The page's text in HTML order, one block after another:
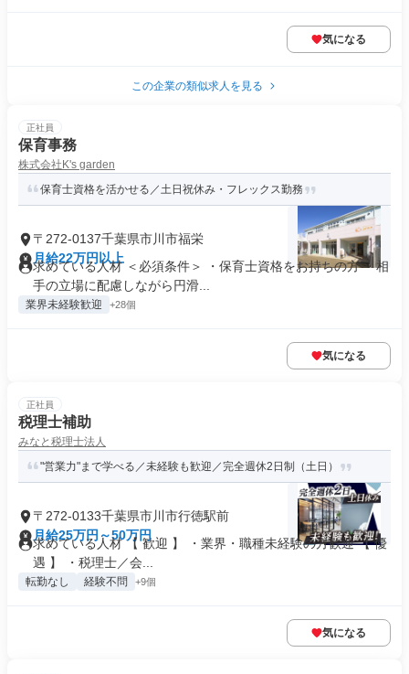
気になる
この企業の類似求人を見る
正社員
保育事務
株式会社K's garden
保育士資格を活かせる／土日祝休み・フレックス勤務
〒272-0137千葉県市川市福栄
月給22万円以上
求めている人材 ＜必須条件＞ ・保育士資格をお持ちの方 ・相
手の立場に配慮しながら円滑...
業界未経験歓迎 +28個
気になる
正社員
税理士補助
みなと税理士法人
"営業力"まで学べる／未経験も歓迎／完全週休2日制（土日）
〒272-0133千葉県市川市行徳駅前
月給25万円～50万円
求めている人材 【 歓迎 】 ・業界・職種未経験の方歓迎 【 優
遇 】 ・税理士／会...
転勤なし 経験不問 +9個
気になる